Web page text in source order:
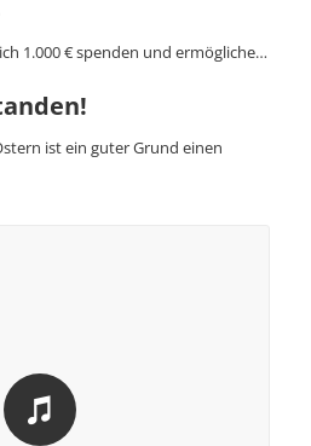
1.000 € spenden und ermögliche…
ist ein guter Grund einen